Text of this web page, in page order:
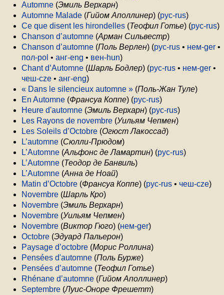
Automne (Эмиль Верхарн)
Automne Malade (Гийом Аполлинер) (рус-rus)
Ce que disent les hirondelles (Теофил Готье) (рус-rus)
Chanson d’automne (Арман Сильвестр)
Chanson d’automne (Поль Верлен) (рус-rus • нем-ger •
пол-pol • анг-eng • вен-hun)
Chant d’Automne (Шарль Бодлер) (рус-rus • нем-ger •
чеш-cze • анг-eng)
« Dans le silencieux automne » (Поль-Жан Туле)
En Automne (Франсуа Коппе) (рус-rus)
Heure d'automne (Эмиль Верхарн) (рус-rus)
Les Rayons de novembre (Уильям Чепмен)
Les Soleils d’Octobre (Огюст Лакоссад)
L’automne (Сюлли-Прюдом)
L’Automne (Альфонс де Ламартин) (рус-rus)
L’Automne (Теодор де Банвиль)
L’Automne (Анна де Ноай)
Matin d’Octobre (Франсуа Коппе) (рус-rus • чеш-cze)
Novembre (Шарль Кро)
Novembre (Эмиль Верхарн)
Novembre (Уильям Чепмен)
Novembre (Виктор Гюго) (нем-ger)
Octobre (Эдуард Пальерон)
Paysage d’octobre (Морис Роллина)
Pensées d'automne (Поль Бурже)
Pensées d’automne (Теофил Готье)
Rhénane d’automne (Гийом Аполлинер)
Septembre (Луис-Оноре Фрешетт)